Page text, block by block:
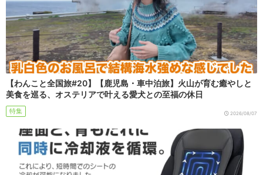
【わんこと全国旅#20】【鹿児島・車中泊旅】火山が育む癒やしと
美食を巡る、オステリアで叶える愛犬との至福の休日
特集 2026/08/07